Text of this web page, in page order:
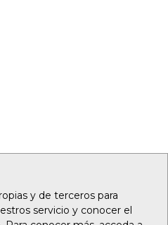
y de terceros para
servicio y conocer el